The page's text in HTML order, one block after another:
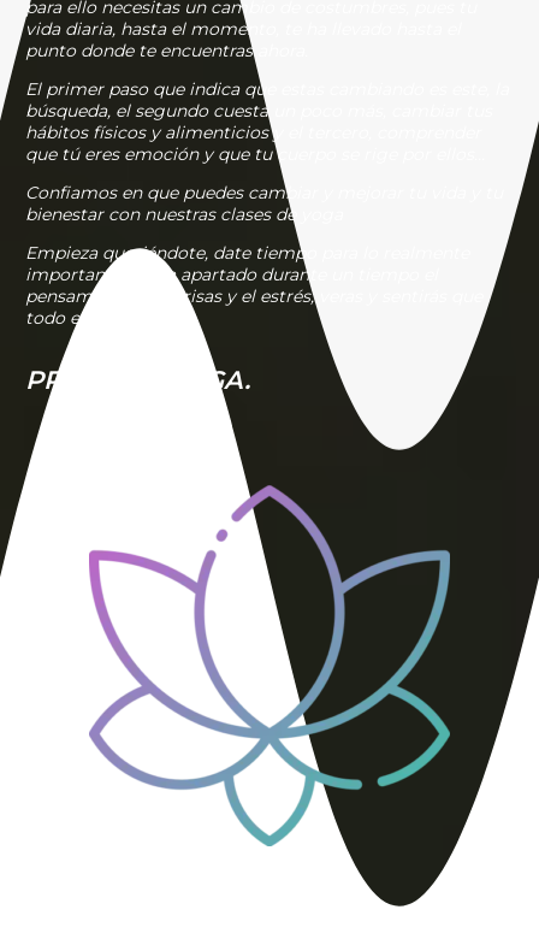
para ello necesitas un cambio de costumbres, pues tu
vida diaria, hasta el momento, te ha llevado hasta el
punto donde te encuentras ahora.
El primer paso que indica que estas cambiando es este, la
búsqueda, el segundo cuesta un poco más, cambiar tus
hábitos físicos y alimenticios y el tercero, comprender
que tú eres emoción y que tu cuerpo se rige por ellos…
Confiamos en que puedes cambiar y mejorar tu vida y tu
bienestar con nuestras clases de yoga
Empieza queriéndote, date tiempo para lo realmente
importante y deja apartado durante un tiempo el
pensamiento, las prisas y el estrés, veras y sentirás que
todo empieza a fluir.
PRACTICA YOGA.